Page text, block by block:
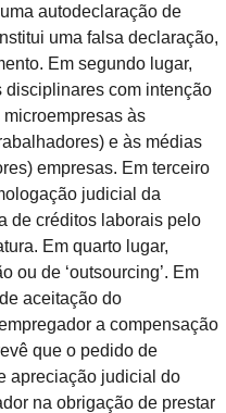
autodeclaração de
uma falsa declaração,
Em segundo lugar,
disciplinares com intenção
às
e às médias
empresas. Em terceiro
judicial da
de créditos laborais pelo
Em quarto lugar,
ou de ‘outsourcing’. Em
aceitação do
a compensação
que o pedido de
apreciação judicial do
na obrigação de prestar